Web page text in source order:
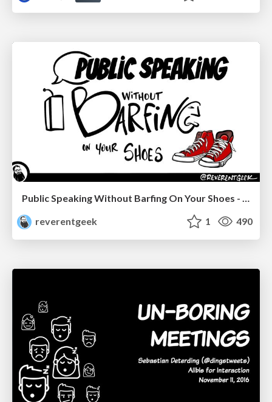
Public Speaking Without Barfing On Your Shoes - THAT 2023
reverentgeek
1 490